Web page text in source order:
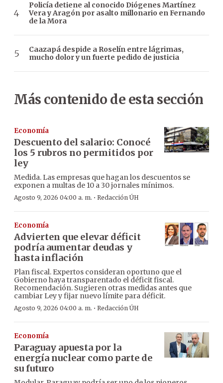
Policía detiene al conocido Diógenes Martínez
Vera y Aragón por asalto millonario en Fernando
de la Mora
Caazapá despide a Roselín entre lágrimas,
mucho dolor y un fuerte pedido de justicia
Más contenido de esta sección
Economía
Descuento del salario: Conocé
los 5 rubros no permitidos por
ley
Medida. Las empresas que hagan los descuentos se
exponen a multas de 10 a 30 jornales mínimos.
Agosto 9, 2026 04:00 a. m. · Redacción ÚH
Economía
Advierten que elevar déficit
podría aumentar deudas y
hasta inflación
Plan fiscal. Expertos consideran oportuno que el
Gobierno haya transparentado el déficit fiscal.
Recomendación. Sugieren otras medidas antes que
cambiar Ley y fijar nuevo límite para déficit.
Agosto 9, 2026 04:00 a. m. · Redacción ÚH
Economía
Paraguay apuesta por la
energía nuclear como parte de
su futuro